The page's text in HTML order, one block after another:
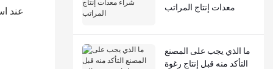
عند
معدات إنتاج المراتب
ما الذي يجب على المصنع
التأكد منه قبل إنتاج رغوة